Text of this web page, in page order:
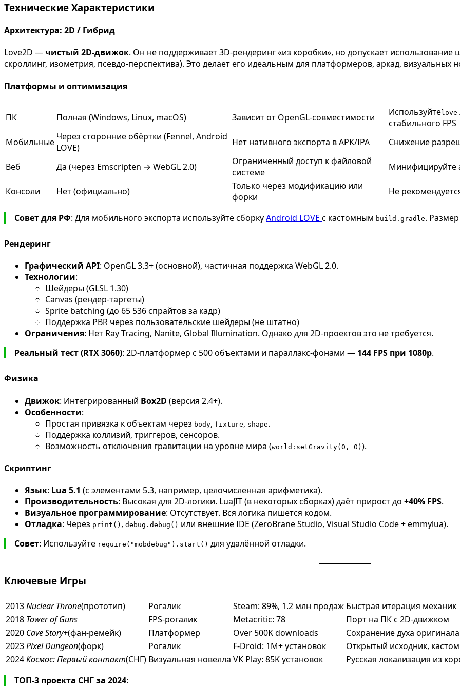
Технические Характеристики
Архитектура: 2D / Гибрид
Love2D — чистый 2D-движок. Он не поддерживает 3D-рендеринг «из коробки», но допускает
скроллинг, изометрия, псевдо-перспектива). Это делает его идеальным для платформеров, аркад, визуальных
Платформы и оптимизация
ПК Полная (Windows, Linux, macOS) Зависит от OpenGL-совместимости Используйте
стабильного FPS
Мобильные Через сторонние обёртки (Fennel, Android
LOVE)
Нет нативного экспорта в APK/IPA Снижение
Веб Да (через Emscripten → WebGL 2.0)
Ограниченный доступ к файловой
системе
Минифицируйте
Консоли Нет (официально)
Только через модификацию или
форки
Не
Совет для РФ: Для мобильного экспорта используйте сборкуAndroid LOVE с кастомным build.gradle.
Рендеринг
Графический API: OpenGL 3.3+ (основной), частичная поддержка WebGL 2.0.
Технологии:
Шейдеры (GLSL 1.30)
Canvas (рендер-таргеты)
Sprite batching (до 65 536 спрайтов за кадр)
Поддержка PBR через пользовательские шейдеры (не штатно)
Ограничения: Нет Ray Tracing, Nanite, Global Illumination. Однако для 2D-проектов это не требуется.
Реальный тест (RTX 3060): 2D-платформер с 500 объектами и параллакс-фонами — 144 FPS при 1080p.
Физика
Движок: Интегрированный Box2D (версия 2.4+).
Особенности:
Простая привязка к объектам через body, fixture, shape.
Поддержка коллизий, триггеров, сенсоров.
Возможность отключения гравитации на уровне мира (world:setGravity(0, 0) ).
Скриптинг
Язык: Lua 5.1 (с элементами 5.3, например, целочисленная арифметика).
Производительность: Высокая для 2D-логики. LuaJIT (в некоторых сборках) даёт прирост до +40% FPS.
Визуальное программирование: Отсутствует. Вся логика пишется кодом.
Отладка: Через print() , debug.debug() или внешние IDE (ZeroBrane Studio, Visual Studio Code + emmylua).
Совет: Используйте require("mobdebug").start() для удалённой отладки.
Ключевые Игры
2013Nuclear Throne(прототип) Рогалик Steam: 89%, 1.2 млн продаж Быстрая итерация механик
2018 Tower of Guns FPS-рогалик Metacritic: 78
Порт на ПК с 2D-движком
2020 Cave Story+(фан-ремейк) Платформер Over 500K downloads
Сохранение духа оригинала
2023Pixel Dungeon(форк) Рогалик F-Droid: 1M+ установок
Открытый исходник,
2024Космос: Первый контакт(СНГ) Визуальная новелла VK Play: 85K установок
Русская локализация из
ТОП-3 проекта СНГ за 2024: